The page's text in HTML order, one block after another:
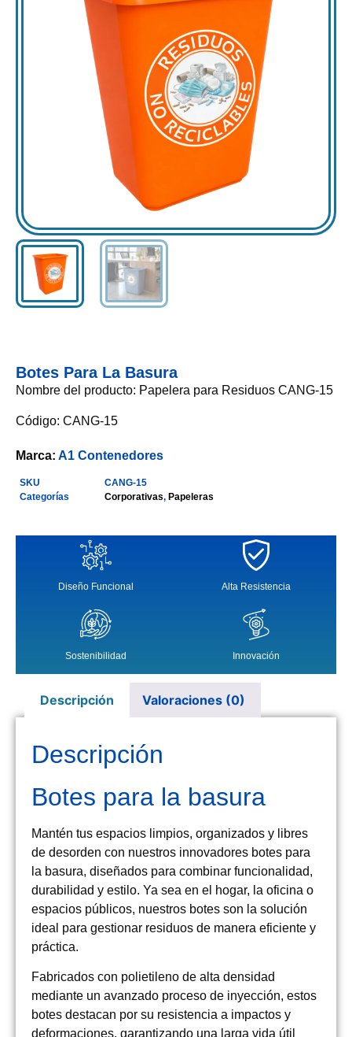
Botes Para La Basura
Nombre del producto: Papelera para Residuos CANG-15
Código: CANG-15
Marca: A1 Contenedores
SKU
CANG-15
Categorías
Corporativas, Papeleras
Diseño Funcional Alta Resistencia
Sostenibilidad Innovación
Descripción Valoraciones (0)
Descripción
Botes para la basura
Mantén tus espacios limpios, organizados y libres
de desorden con nuestros innovadores botes para
la basura, diseñados para combinar funcionalidad,
durabilidad y estilo. Ya sea en el hogar, la oficina o
espacios públicos, nuestros botes son la solución
ideal para gestionar residuos de manera eficiente y
práctica.
Fabricados con polietileno de alta densidad
mediante un avanzado proceso de inyección, estos
botes destacan por su resistencia a impactos y
deformaciones, garantizando una larga vida útil